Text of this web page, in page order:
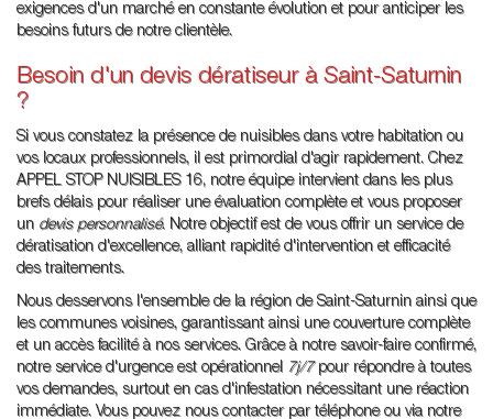
exigences d'un marché en constante évolution et pour anticiper les
besoins futurs de notre clientèle.
Besoin d'un devis dératiseur à Saint-Saturnin
?
Si vous constatez la présence de nuisibles dans votre habitation ou
vos locaux professionnels, il est primordial d'agir rapidement. Chez
APPEL STOP NUISIBLES 16, notre équipe intervient dans les plus
brefs délais pour réaliser une évaluation complète et vous proposer
un devis personnalisé. Notre objectif est de vous offrir un service de
dératisation d'excellence, alliant rapidité d'intervention et efficacité
des traitements.
Nous desservons l'ensemble de la région de Saint-Saturnin ainsi que
les communes voisines, garantissant ainsi une couverture complète
et un accès facilité à nos services. Grâce à notre savoir-faire confirmé,
notre service d'urgence est opérationnel 7j/7pour répondre à toutes
vos demandes, surtout en cas d'infestation nécessitant une réaction
immédiate. Vous pouvez nous contacter par téléphone ou via notre